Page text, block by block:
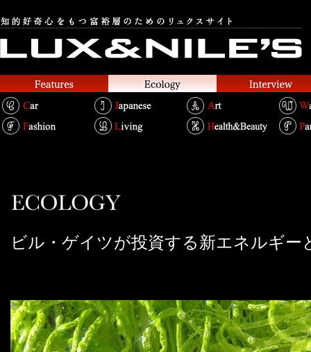
ビル・ゲイツが投資する新エネルギー